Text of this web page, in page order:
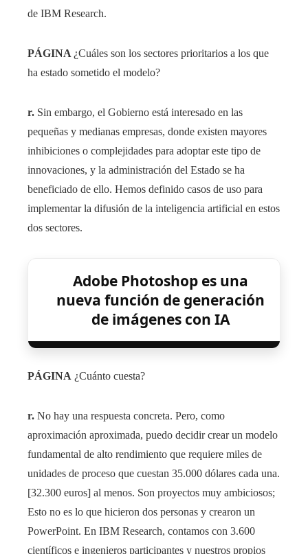
de IBM Research.
PÁGINA¿Cuáles son los sectores prioritarios a los que
ha estado sometido el modelo?
r. Sin embargo, el Gobierno está interesado en las
pequeñas y medianas empresas, donde existen mayores
inhibiciones o complejidades para adoptar este tipo de
innovaciones, y la administración del Estado se ha
beneficiado de ello. Hemos definido casos de uso para
implementar la difusión de la inteligencia artificial en estos
dos sectores.
Adobe Photoshop es una
nueva función de generación
de imágenes con IA
PÁGINA ¿Cuánto cuesta?
r. No hay una respuesta concreta. Pero, como
aproximación aproximada, puedo decidir crear un modelo
fundamental de alto rendimiento que requiere miles de
unidades de proceso que cuestan 35.000 dólares cada una.
[32.300 euros] al menos. Son proyectos muy ambiciosos;
Esto no es lo que hicieron dos personas y crearon un
PowerPoint. En IBM Research, contamos con 3.600
científicos e ingenieros participantes y nuestros propios